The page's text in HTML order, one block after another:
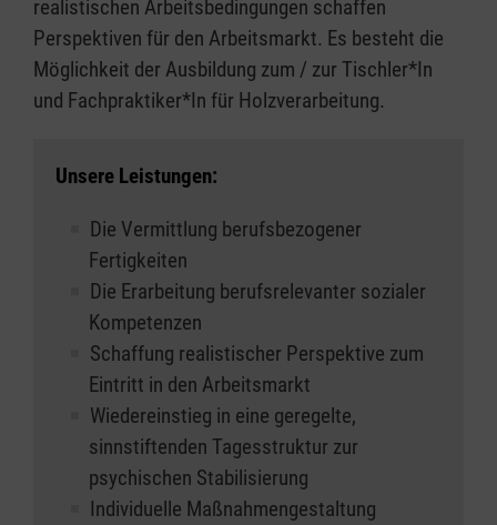
realistischen Arbeitsbedingungen schaffen
Perspektiven für den Arbeitsmarkt. Es besteht die
Möglichkeit der Ausbildung zum / zur Tischler*In
und Fachpraktiker*In für Holzverarbeitung.
Unsere Leistungen:
Die Vermittlung berufsbezogener
Fertigkeiten
Die Erarbeitung berufsrelevanter sozialer
Kompetenzen
Schaffung realistischer Perspektive zum
Eintritt in den Arbeitsmarkt
Wiedereinstieg in eine geregelte,
sinnstiftenden Tagesstruktur zur
psychischen Stabilisierung
Individuelle Maßnahmengestaltung